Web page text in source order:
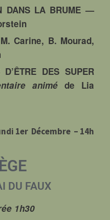
DANS LA BRUME —
Carine, B. Mourad,
DES SUPER
animéde Lia
1er Décembre – 14h
DU FAUX
1h30